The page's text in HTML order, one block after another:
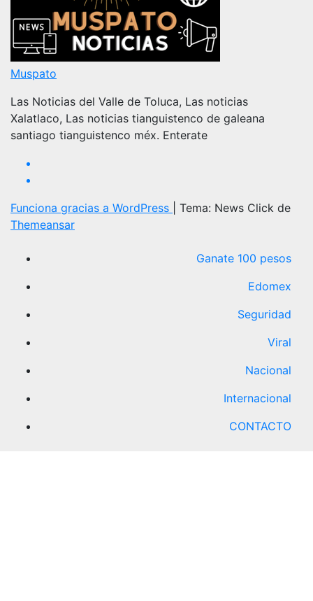
Muspato
Las Noticias del Valle de Toluca, Las noticias
Xalatlaco, Las noticias tianguistenco de galeana
santiago tianguistenco méx. Enterate
Funciona gracias a WordPress
Tema: News Click de
Themeansar
Ganate 100 pesos
Edomex
Seguridad
Viral
Nacional
Internacional
CONTACTO